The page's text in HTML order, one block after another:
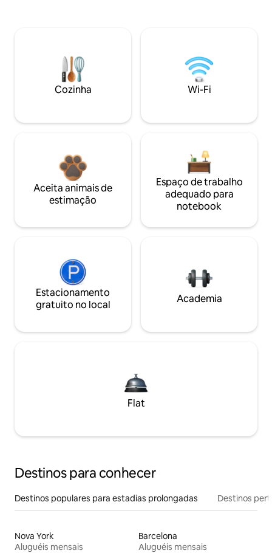
Cozinha Wi-Fi
Aceita animais de
estimação
Espaço de trabalho
adequado para
notebook
Estacionamento
gratuito no local
Academia
Flat
Destinos para conhecer
Destinos populares para estadias prolongadas Destinos
Nova York
Aluguéis mensais
Barcelona
Aluguéis mensais